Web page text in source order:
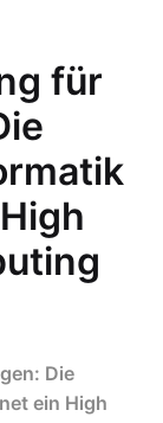
für
Die
ein High